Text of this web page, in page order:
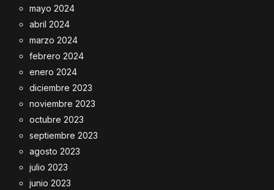
mayo 2024
abril 2024
marzo 2024
febrero 2024
enero 2024
diciembre 2023
noviembre 2023
octubre 2023
septiembre 2023
agosto 2023
julio 2023
junio 2023